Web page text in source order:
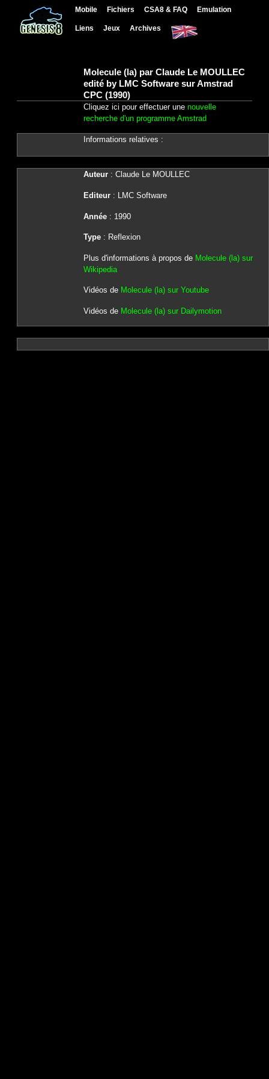
Mobile Fichiers CSA8 & FAQ Emulation
Liens Jeux Archives
Molecule (la) par Claude Le MOULLEC
edité by LMC Software sur Amstrad
CPC (1990)
Cliquez ici pour effectuer une nouvelle
recherche d'un programme Amstrad
Informations relatives :
Auteur: Claude Le MOULLEC
Editeur: LMC Software
Année: 1990
Type: Reflexion
Plus d'informations à propos de Molecule (la) sur
Wikipedia
Vidéos de Molecule (la) sur Youtube
Vidéos de Molecule (la) sur Dailymotion